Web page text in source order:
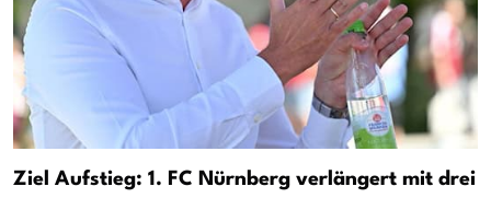
Ziel Aufstieg: 1. FC Nürnberg verlängert mit drei